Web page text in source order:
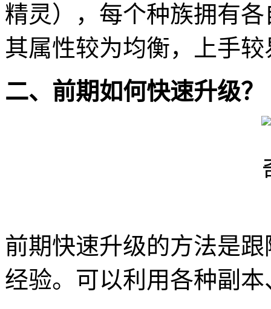
精灵），每个种族拥有
其属性较为均衡，上手较
二、前期如何快速升级？
前期快速升级的方法是
经验。可以利用各种副